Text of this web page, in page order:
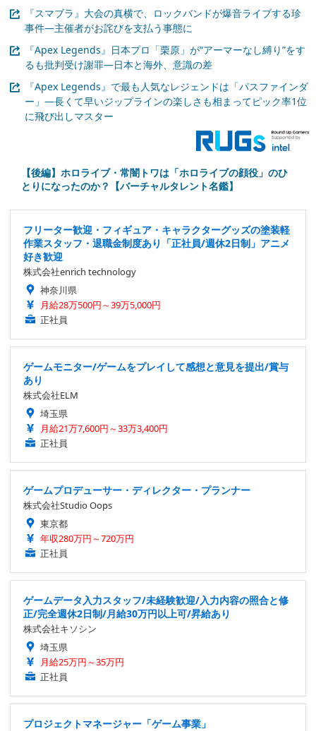
『スマブラ』大会の真横で、ロックバンドが爆音ライブする珍
事件―主催者がお詫びを支払う事態に
『Apex Legends』日本プロ「栗原」が“アーマーなし縛り”をす
るも批判受け謝罪―日本と海外、意識の差
『Apex Legends』で最も人気なレジェンドは「パスファインダ
ー」―長くて早いジップラインの楽しさも相まってピック率1位
に飛び出しマスター
【後編】ホロライブ・常闇トワは「ホロライブの顔役」のひ
とりになったのか？【バーチャルタレント名鑑】
フリーター歓迎・フィギュア・キャラクターグッズの塗装軽
作業スタッフ・退職金制度あり「正社員/週休2日制」アニメ
好き歓迎
株式会社enrich technology
神奈川県
月給28万500円～39万5,000円
正社員
ゲームモニター/ゲームをプレイして感想と意見を提出/賞与
あり
株式会社ELM
埼玉県
月給21万7,600円～33万3,400円
正社員
ゲームプロデューサー・ディレクター・プランナー
株式会社Studio Oops
東京都
年収280万円～720万円
正社員
ゲームデータ入力スタッフ/未経験歓迎/入力内容の照合と修
正/完全週休2日制/月給30万円以上可/昇給あり
株式会社キソシン
埼玉県
月給25万円～35万円
正社員
プロジェクトマネージャー「ゲーム事業」